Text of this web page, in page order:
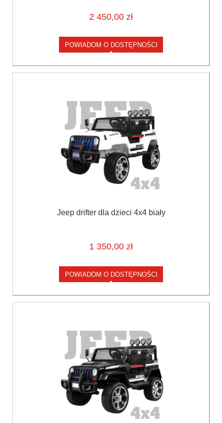
2 450,00 zł
POWIADOM O DOSTĘPNOŚCI
Jeep drifter dla dzieci 4x4 biały
1 350,00 zł
POWIADOM O DOSTĘPNOŚCI